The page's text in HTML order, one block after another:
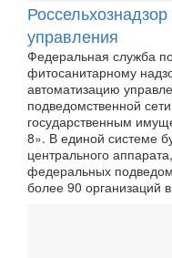
управления
Федеральная служба
фитосанитарному
автоматизацию
подведомственной
государственным
8». В единой системе
центрального
федеральных
более 90 организаций